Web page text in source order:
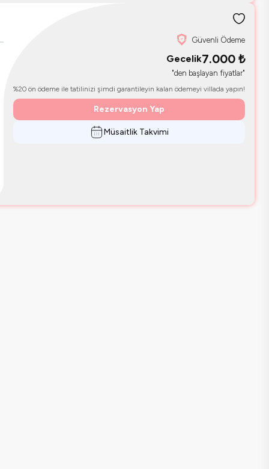
Güvenli Ödeme
Gecelik7.000 ₺
"den başlayan fiyatlar"
%20 ön ödeme ile tatilinizi şimdi garantileyin kalan ödemeyi villada yapın!
Rezervasyon Yap
Müsaitlik Takvimi